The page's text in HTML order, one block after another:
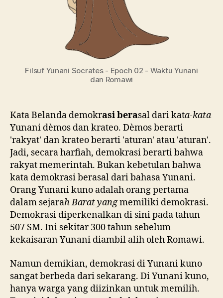
Filsuf Yunani Socrates - Epoch 02 - Waktu Yunani
dan Romawi
Kata Belanda demokrasi berasal dari kata-kata
Yunani dèmos dan krateo. Dèmos berarti
'rakyat' dan krateo berarti 'aturan' atau 'aturan'.
Jadi, secara harfiah, demokrasi berarti bahwa
rakyat memerintah. Bukan kebetulan bahwa
kata demokrasi berasal dari bahasa Yunani.
Orang Yunani kuno adalah orang pertama
dalam sejarah Barat yangmemiliki demokrasi.
Demokrasi diperkenalkan di sini pada tahun
507 SM. Ini sekitar 300 tahun sebelum
kekaisaran Yunani diambil alih oleh Romawi.
Namun demikian, demokrasi di Yunani kuno
sangat berbeda dari sekarang. Di Yunani kuno,
hanya warga yang diizinkan untuk memilih.